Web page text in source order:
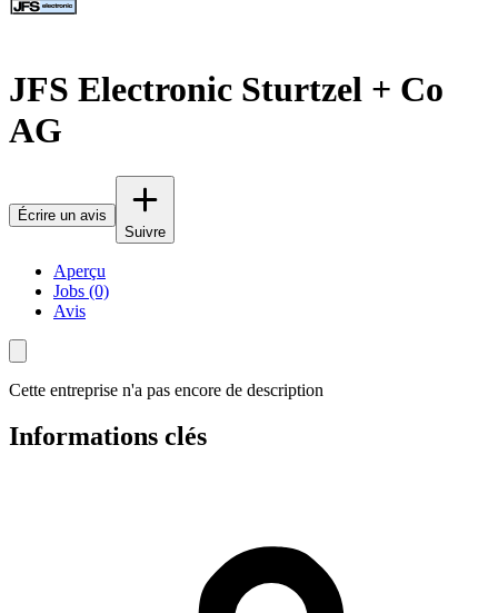
JFS Electronic Sturtzel + Co
AG
Écrire un avis
Suivre
Aperçu
Jobs (0)
Avis
Cette entreprise n'a pas encore de description
Informations clés